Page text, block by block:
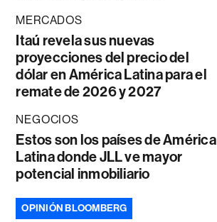
MERCADOS
Itaú revela sus nuevas
proyecciones del precio del
dólar en América Latina para el
remate de 2026 y 2027
NEGOCIOS
Estos son los países de América
Latina donde JLL ve mayor
potencial inmobiliario
OPINIÓN BLOOMBERG